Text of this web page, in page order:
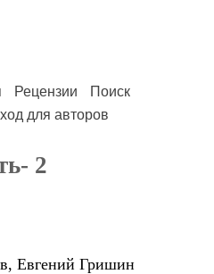
Рецензии
Поиск
для авторов
2
Евгений Гришин